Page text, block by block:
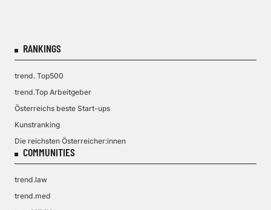
RANKINGS
trend. Top500
trend.Top Arbeitgeber
Österreichs beste Start-ups
Kunstranking
Die reichsten Österreicher:innen
COMMUNITIES
trend.law
trend.med